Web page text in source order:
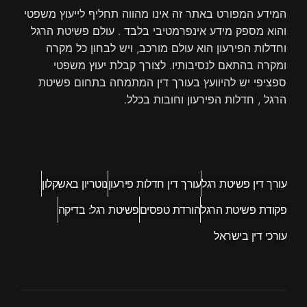
n
המידע המפורט באתר זה אינו מהווה תחליף לייעוץ משפטי
והוא מספק מידע אינפרמטיבי בלבד . עולם פשיטת הרגל
וחדלות הפירעון הוא עולם מורכב, ויש לבחון כל מקרה
ומקרה בהתאם לנסיבותיו. לצורך קבלת יעוץ משפטי
ספציפי יש להיוועץ בעורך דין המתמחה בתחום פשיטת
הרגל , חדלות הפירעון וחובות בכלל.
עורך דין פשיטת רגלעורך דין חדלות פירעוןנוטריון באשקלון
פקודת פשיטת הרגלהורדת טפסיםפשיטת רגל: בדיקה
עורכי דין בישראל